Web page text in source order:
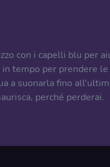
con i capelli blu per
tempo per prendere
a suonarla fino
perché perderai.